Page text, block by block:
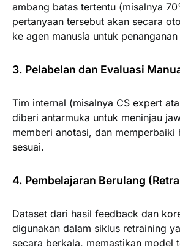
ambang batas tertentu (misalnya
pertanyaan tersebut akan secara
ke agen manusia untuk
3. Pelabelan dan Evaluasi
Tim internal (misalnya CS expert
diberi antarmuka untuk meninjau
memberi anotasi, dan memperbaiki
sesuai.
4. Pembelajaran Berulang
Dataset dari hasil feedback dan
digunakan dalam siklus retraining
secara berkala, memastikan model